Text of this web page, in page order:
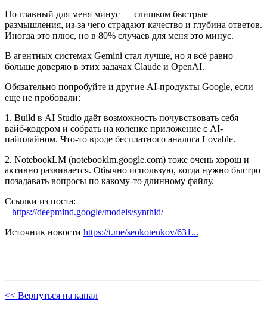
Но главный для меня минус — слишком быстрые
размышления, из-за чего страдают качество и глубина ответов.
Иногда это плюс, но в 80% случаев для меня это минус.
В агентных системах Gemini стал лучше, но я всё равно
больше доверяю в этих задачах Claude и OpenAI.
Обязательно попробуйте и другие AI-продукты Google, если
еще не пробовали:
1. Build в AI Studio даёт возможность почувствовать себя
вайб-кодером и собрать на коленке приложение с AI-
пайплайном. Что-то вроде бесплатного аналога Lovable.
2. NotebookLM (notebooklm.google.com) тоже очень хорош и
активно развивается. Обычно использую, когда нужно быстро
позадавать вопросы по какому-то длинному файлу.
Ссылки из поста:
– https://deepmind.google/models/synthid/
Источник новости https://t.me/seokotenkov/631...
<< Вернуться на канал